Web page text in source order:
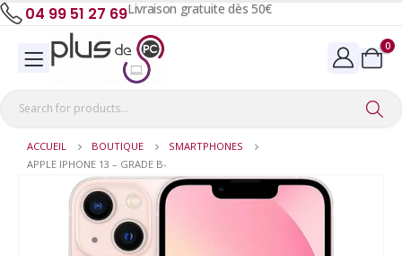
04 99 51 27 69Livraison gratuite dès 50€
0
ACCUEIL BOUTIQUE
SMARTPHONES
APPLE IPHONE 13 – GRADE B-